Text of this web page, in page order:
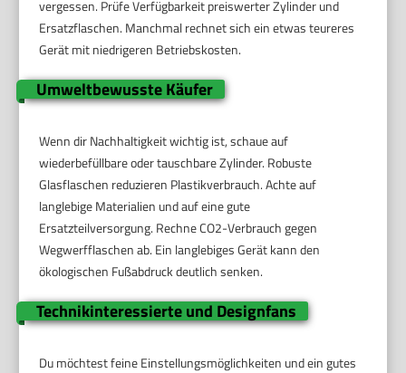
vergessen. Prüfe Verfügbarkeit preiswerter Zylinder und
Ersatzflaschen. Manchmal rechnet sich ein etwas teureres
Gerät mit niedrigeren Betriebskosten.
Umweltbewusste Käufer
Wenn dir Nachhaltigkeit wichtig ist, schaue auf
wiederbefüllbare oder tauschbare Zylinder. Robuste
Glasflaschen reduzieren Plastikverbrauch. Achte auf
langlebige Materialien und auf eine gute
Ersatzteilversorgung. Rechne CO2-Verbrauch gegen
Wegwerfflaschen ab. Ein langlebiges Gerät kann den
ökologischen Fußabdruck deutlich senken.
Technikinteressierte und Designfans
Du möchtest feine Einstellungsmöglichkeiten und ein gutes